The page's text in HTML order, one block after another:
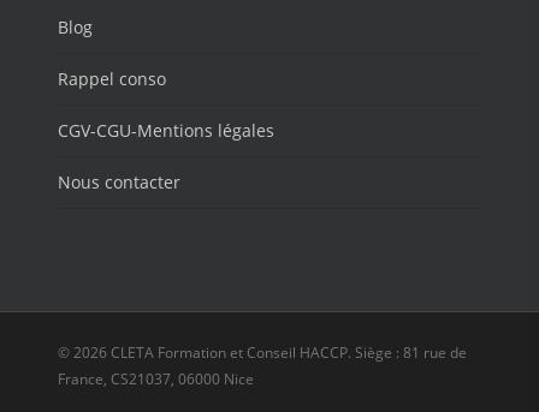
Blog
Rappel conso
CGV-CGU-Mentions légales
Nous contacter
© 2026 CLETA Formation et Conseil HACCP. Siège : 81 rue de
France, CS21037, 06000 Nice